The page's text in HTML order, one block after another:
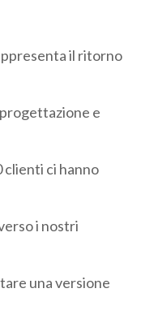
il ritorno
e
ci hanno
i nostri
una versione